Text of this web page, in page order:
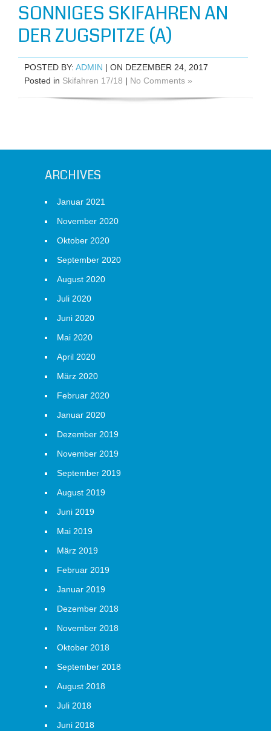
SONNIGES SKIFAHREN AN
DER ZUGSPITZE (A)
POSTED BY: ADMIN | ON DEZEMBER 24, 2017
Posted in Skifahren 17/18 | No Comments »
ARCHIVES
Januar 2021
November 2020
Oktober 2020
September 2020
August 2020
Juli 2020
Juni 2020
Mai 2020
April 2020
März 2020
Februar 2020
Januar 2020
Dezember 2019
November 2019
September 2019
August 2019
Juni 2019
Mai 2019
März 2019
Februar 2019
Januar 2019
Dezember 2018
November 2018
Oktober 2018
September 2018
August 2018
Juli 2018
Juni 2018